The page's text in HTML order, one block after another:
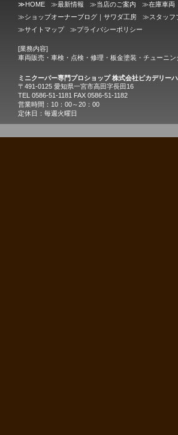
≫HOME ≫最新情報 ≫当店のご案内 ≫在庫車両
≫ショップオーナーブログ｜サワダ工房 ≫スタッフ
≫サイトマップ ≫プライバシーポリシー
[業務内容]
車両販売・車検・点検・修理・板金塗装・チューニ
ミニクーパー専門プロショップ 株式会社ピカデリー
〒491-0125 愛知県一宮市高田字長田16
TEL 0586-51-1181 FAX 0586-51-1182
営業時間：10：00～20：00
定休日：毎週火曜日